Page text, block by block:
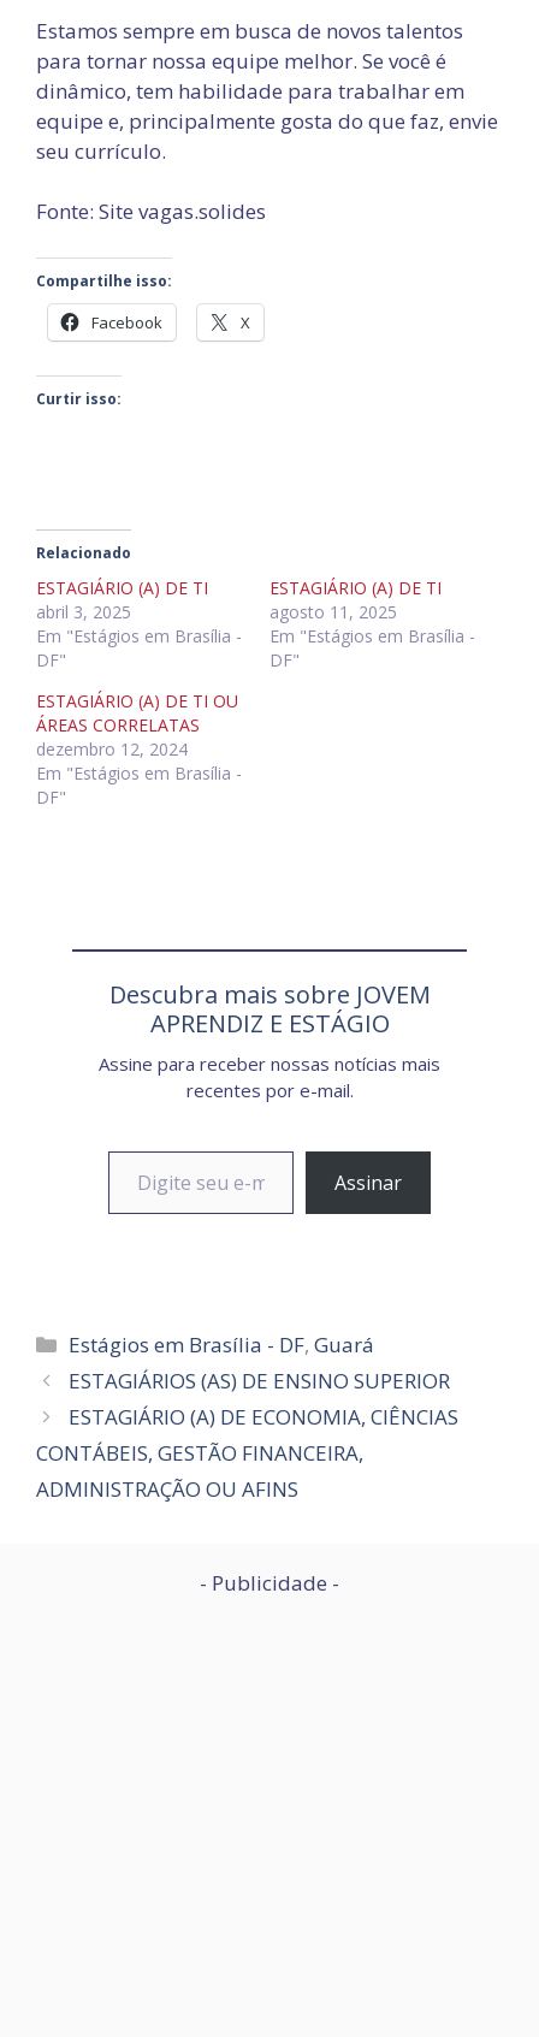
Estamos sempre em busca de novos talentos
para tornar nossa equipe melhor. Se você é
dinâmico, tem habilidade para trabalhar em
equipe e, principalmente gosta do que faz, envie
seu currículo.
Fonte: Site vagas.solides
Compartilhe isso:
Facebook X
Curtir isso:
Relacionado
ESTAGIÁRIO (A) DE TI
abril 3, 2025
Em "Estágios em Brasília -
DF"
ESTAGIÁRIO (A) DE TI
agosto 11, 2025
Em "Estágios em Brasília -
DF"
ESTAGIÁRIO (A) DE TI OU
ÁREAS CORRELATAS
dezembro 12, 2024
Em "Estágios em Brasília -
DF"
Descubra mais sobre JOVEM
APRENDIZ E ESTÁGIO
Assine para receber nossas notícias mais
recentes por e-mail.
Digite seu e-mail…
Assinar
Categorias
Estágios em Brasília - DF,Guará
ESTAGIÁRIOS (AS) DE ENSINO SUPERIOR
ESTAGIÁRIO (A) DE ECONOMIA, CIÊNCIAS
CONTÁBEIS, GESTÃO FINANCEIRA,
ADMINISTRAÇÃO OU AFINS
- Publicidade -